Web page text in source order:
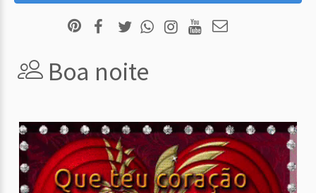
Boa noite